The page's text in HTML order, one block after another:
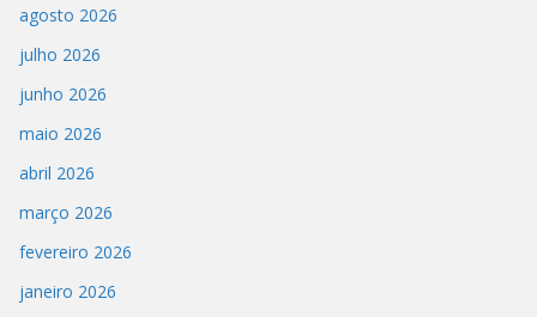
agosto 2026
julho 2026
junho 2026
maio 2026
abril 2026
março 2026
fevereiro 2026
janeiro 2026